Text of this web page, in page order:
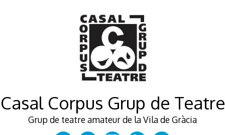
Casal Corpus Grup de Teatre
Grup de teatre amateur de la Vila de Gràcia